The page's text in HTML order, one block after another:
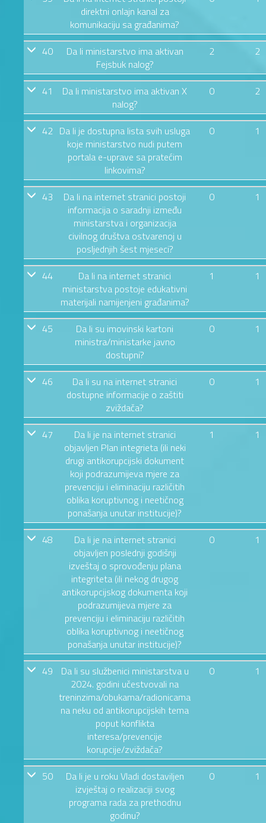
direktni onlajn kanal za
komunikaciju sa građanima?
40
Da li ministarstvo ima aktivan
Fejsbuk nalog?
2 2
41
Da li ministarstvo ima aktivan X
nalog?
0 2
42 Da li je dostupna lista svih usluga
koje ministarstvo nudi putem
portala e-uprave sa pratećim
linkovima?
0 1
43
Da li na internet stranici postoji
informacija o saradnji između
ministarstva i organizacija
civilnog društva ostvarenoj u
posljednjih šest mjeseci?
0 1
44
Da li na internet stranici
ministarstva postoje edukativni
materijali namijenjeni građanima?
1 1
45
Da li su imovinski kartoni
ministra/ministarke javno
dostupni?
0 1
46
Da li su na internet stranici
dostupne informacije o zaštiti
zviždača?
0 1
47
Da li je na internet stranici
objavljen Plan integrieta (ili neki
drugi antikorupcijski dokument
koji podrazumijeva mjere za
prevenciju i eliminaciju različitih
oblika koruptivnog i neetičnog
ponašanja unutar institucije)?
1 1
48
Da li je na internet stranici
objavljen poslednji godišnji
izveštaj o sprovođenju plana
integriteta (ili nekog drugog
antikorupcijskog dokumenta koji
podrazumijeva mjere za
prevenciju i eliminaciju različitih
oblika koruptivnog i neetičnog
ponašanja unutar institucije)?
0 1
49
Da li su službenici ministarstva u
2024. godini učestvovali na
treninzima/obukama/radionicama
na neku od antikorupcijskih tema
poput konflikta
interesa/prevencije
korupcije/zviždača?
0 1
50
Da li je u roku Vladi dostaviljen
izvještaj o realizaciji svog
programa rada za prethodnu
godinu?
0 1